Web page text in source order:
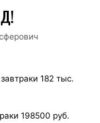
182 тыс.
198500 руб.